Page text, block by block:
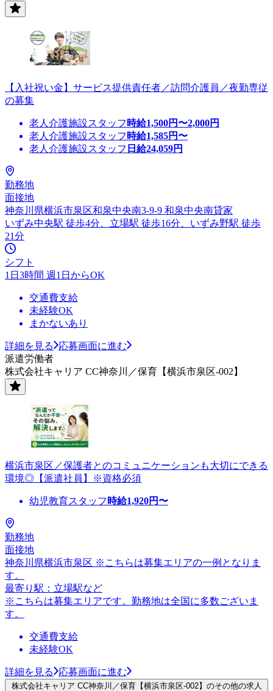
【入社祝い金】サービス提供責任者／訪問介護員／夜勤専従
の募集
老人介護施設スタッフ 時給1,500円〜2,000円
老人介護施設スタッフ 時給1,585円〜
老人介護施設スタッフ 日給24,059円
勤務地
面接地
神奈川県横浜市泉区和泉中央南3-9-9 和泉中央南貸家
いずみ中央駅 徒歩4分、立場駅 徒歩16分、いずみ野駅 徒歩
21分
シフト
1日3時間 週1日からOK
交通費支給
未経験OK
まかないあり
詳細を見る
応募画面に進む
派遣労働者
株式会社キャリア CC神奈川／保育【横浜市泉区-002】
横浜市泉区／保護者とのコミュニケーションも大切にできる
環境◎【派遣社員】※資格必須
幼児教育スタッフ 時給1,920円〜
勤務地
面接地
神奈川県横浜市泉区 ※こちらは募集エリアの一例となりま
す。
最寄り駅：立場駅など
※こちらは募集エリアです。勤務地は全国に多数ございま
す。
交通費支給
未経験OK
詳細を見る 応募画面に進む
株式会社キャリア CC神奈川／保育【横浜市泉区-002】のその他の求人